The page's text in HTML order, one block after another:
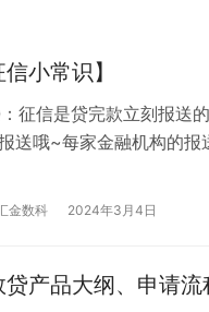
信小常识】
征信是贷完款立刻报送
送哦~每家金融机构的报
构说了算，不是征信中
综合评估决定是否给你贷
金数科 2024年3月4日
贷产品大纲、申请